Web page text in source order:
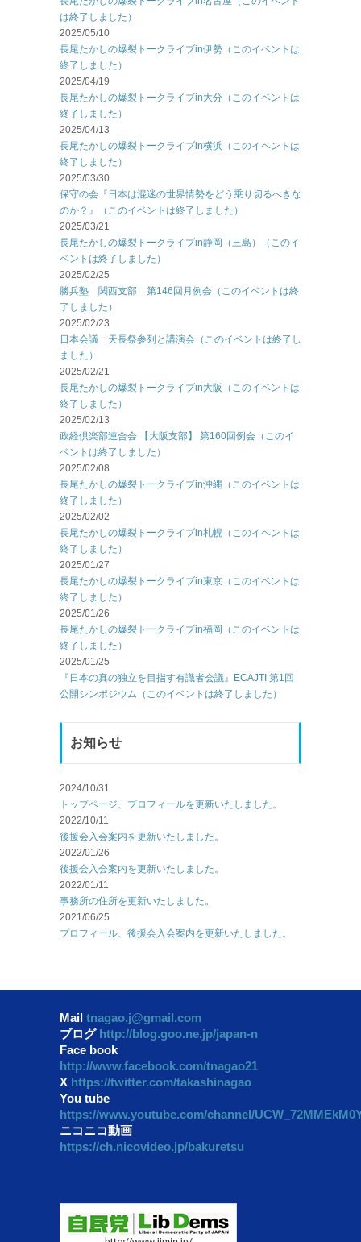
は終了しました）
2025/05/10
長尾たかしの爆裂トークライブin伊勢（このイベントは
終了しました）
2025/04/19
長尾たかしの爆裂トークライブin大分（このイベントは
終了しました）
2025/04/13
長尾たかしの爆裂トークライブin横浜（このイベントは
終了しました）
2025/03/30
保守の会『日本は混迷の世界情勢をどう乗り切るべきな
のか？』（このイベントは終了しました）
2025/03/21
長尾たかしの爆裂トークライブin静岡（三島）（このイ
ベントは終了しました）
2025/02/25
勝兵塾 関西支部 第146回月例会（このイベントは終
了しました）
2025/02/23
日本会議 天長祭参列と講演会（このイベントは終了し
ました）
2025/02/21
長尾たかしの爆裂トークライブin大阪（このイベントは
終了しました）
2025/02/13
政経倶楽部連合会 【大阪支部】 第160回例会（このイ
ベントは終了しました）
2025/02/08
長尾たかしの爆裂トークライブin沖縄（このイベントは
終了しました）
2025/02/02
長尾たかしの爆裂トークライブin札幌（このイベントは
終了しました）
2025/01/27
長尾たかしの爆裂トークライブin東京（このイベントは
終了しました）
2025/01/26
長尾たかしの爆裂トークライブin福岡（このイベントは
終了しました）
2025/01/25
『日本の真の独立を目指す有識者会議』ECAJTI 第1回
公開シンポジウム（このイベントは終了しました）
お知らせ
2024/10/31
トップページ、プロフィールを更新いたしました。
2022/10/11
後援会入会案内を更新いたしました。
2022/01/26
後援会入会案内を更新いたしました。
2022/01/11
事務所の住所を更新いたしました。
2021/06/25
プロフィール、後援会入会案内を更新いたしました。
Mail tnagao.j@gmail.com
ブログ http://blog.goo.ne.jp/japan-n
Face book
http://www.facebook.com/tnagao21
X https://twitter.com/takashinagao
You tube
https://www.youtube.com/channel/
ニコニコ動画
https://ch.nicovideo.jp/bakuretsu